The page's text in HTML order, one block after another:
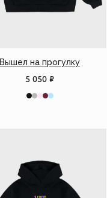
Вышел на прогулку
5 050 ₽